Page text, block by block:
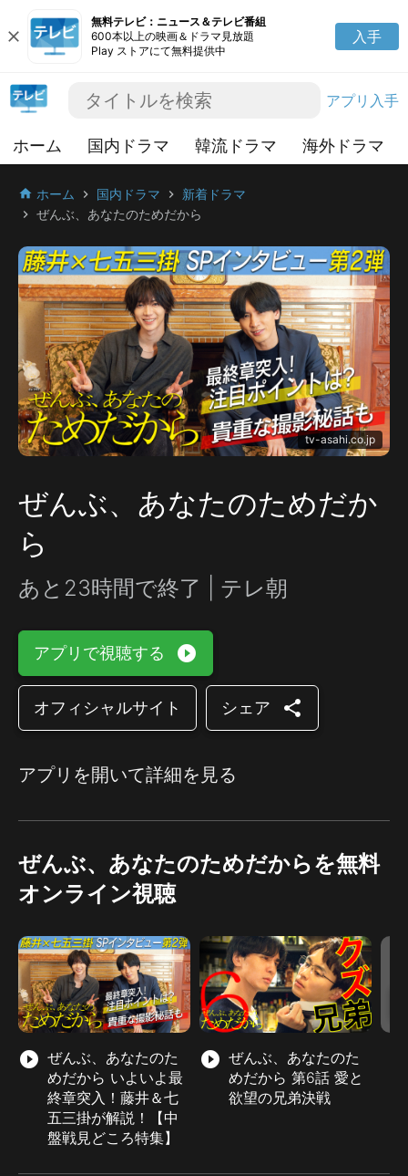
close
無料テレビ：ニュース＆テレビ番組
600本以上の映画＆ドラマ見放題
Play ストアにて無料提供中
入手
アプリ入手
ホーム 国内ドラマ 韓流ドラマ 海外ドラマ
home ホーム chevron_right 国内ドラマ chevron_right 新着ドラマ
chevron_right ぜんぶ、あなたのためだから
tv-asahi.co.jp
ぜんぶ、あなたのためだか
ら
あと23時間で終了 | テレ朝
アプリで視聴する play_circle_filled
オフィシャルサイト シェア share
アプリを開いて詳細を見る
ぜんぶ、あなたのためだからを無料
オンライン視聴
play_circle_filled ぜんぶ、あなたのた
めだから いよいよ最
終章突入！藤井＆七
五三掛が解説！【中
盤戦見どころ特集】
play_circle_filled ぜんぶ、あなたのた
めだから 第6話 愛と
欲望の兄弟決戦